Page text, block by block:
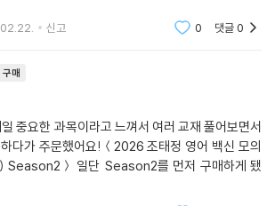
신고 0 댓글0
구매
중요한 과목이라고 느껴서 여러 교재 풀어보면서
다가 주문했어요!＜2026 조태정 영어 백신 모의
를 먼저 구매하게 됐